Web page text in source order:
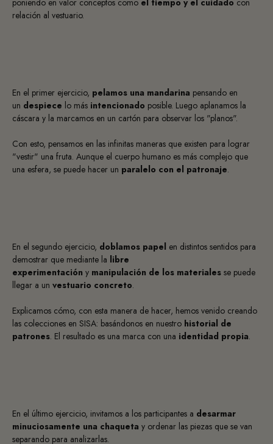
poniendo en valor conceptos como el tiempo y el cuidado con
relación al vestuario.
En el primer ejercicio, pelamos una mandarina pensando en
un despiece lo más intencionado posible. Luego aplanamos la
cáscara y la marcamos en un cartón para observar los "planos".
Con esto, pensamos en las infinitas maneras que existen para lograr
"vestir" una fruta. Aunque el cuerpo humano es más complejo que
una esfera, se puede hacer un paralelo con el patronaje.
En el segundo ejercicio, doblamos papel en distintos sentidos para
demostrar que mediante la libre
experimentación y manipulación de los materiales se puede
llegar a un vestuario concreto.
Explicamos cómo, con esta manera de hacer, hemos venido creando
las colecciones en SISA: basándonos en nuestro historial de
patrones. El resultado es una marca con una identidad propia.
En el último ejercicio, invitamos a los participantes a desarmar
minuciosamente una chaqueta y ordenar las piezas que se van
separando para analizarlas.